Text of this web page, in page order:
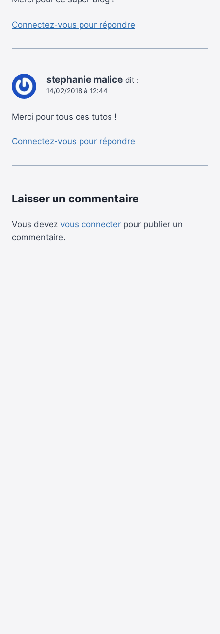
Connectez-vous pour répondre
stephanie malice dit :
14/02/2018 à 12:44
Merci pour tous ces tutos !
Connectez-vous pour répondre
Laisser un commentaire
Vous devez vous connecter pour publier un
commentaire.